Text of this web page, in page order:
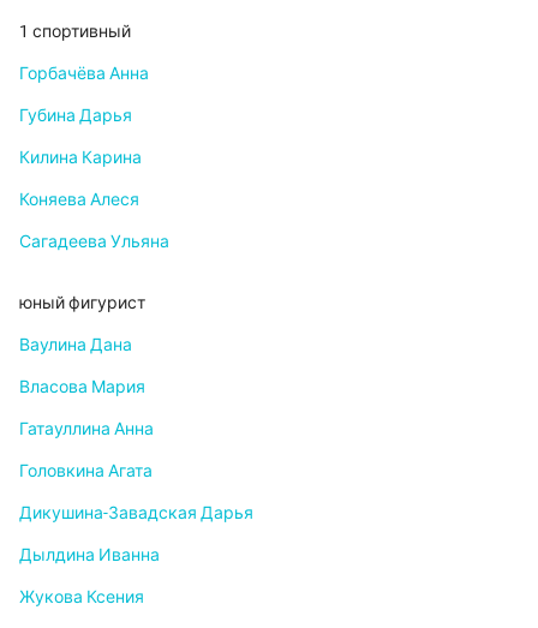
1 спортивный
Горбачёва Анна
Губина Дарья
Килина Карина
Коняева Алеся
Сагадеева Ульяна
юный фигурист
Ваулина Дана
Власова Мария
Гатауллина Анна
Головкина Агата
Дикушина-Завадская Дарья
Дылдина Иванна
Жукова Ксения